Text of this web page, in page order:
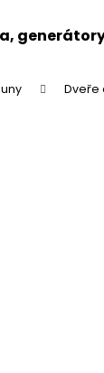
Dveře
Co